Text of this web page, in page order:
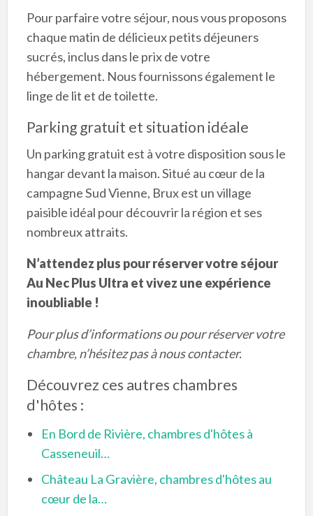
Pour parfaire votre séjour, nous vous proposons
chaque matin de délicieux petits déjeuners
sucrés, inclus dans le prix de votre
hébergement. Nous fournissons également le
linge de lit et de toilette.
Parking gratuit et situation idéale
Un parking gratuit est à votre disposition sous le
hangar devant la maison. Situé au cœur de la
campagne Sud Vienne, Brux est un village
paisible idéal pour découvrir la région et ses
nombreux attraits.
N’attendez plus pour réserver votre séjour
Au Nec Plus Ultra et vivez une expérience
inoubliable !
Pour plus d’informations ou pour réserver votre
chambre, n’hésitez pas à nous contacter.
Découvrez ces autres chambres
d'hôtes :
En Bord de Rivière, chambres d'hôtes à
Casseneuil…
Château La Gravière, chambres d'hôtes au
cœur de la…